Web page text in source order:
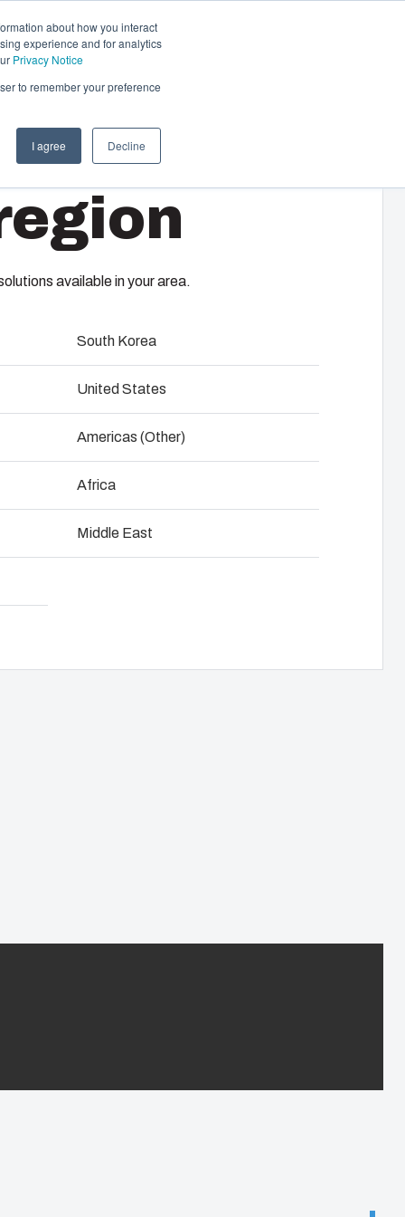
about how you interact
experience and for analytics
Privacy Notice
to remember your preference
I agree Decline
NOT SET(Vaihda)
Auton lataukseen ja lämmitykseen
laadukkaat tuotteet taloyhtiöille, työpaikoille
ja kaupallisiin kohteisiin.
Latausratkaisut työpaikoille
Sähköautonlataus-blogi
Esitteet & asennus- ja
available in your area.
South Korea
United States
Americas (Other)
Africa
Middle East
HG
kanssa